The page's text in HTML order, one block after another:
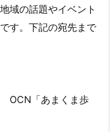
域の話題やイベント
す。下記の宛先まで
OCN「あまくま歩